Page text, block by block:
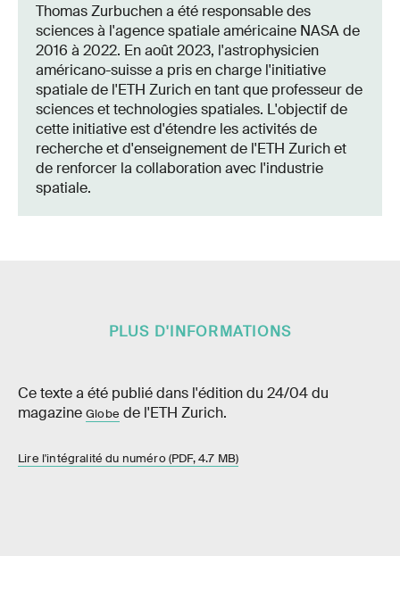
Thomas Zurbuchen a été responsable des
sciences à l'agence spatiale américaine NASA de
2016 à 2022. En août 2023, l'astrophysicien
américano-suisse a pris en charge l'initiative
spatiale de l'ETH Zurich en tant que professeur de
sciences et technologies spatiales. L'objectif de
cette initiative est d'étendre les activités de
recherche et d'enseignement de l'ETH Zurich et
de renforcer la collaboration avec l'industrie
spatiale.
PLUS D'INFORMATIONS
Ce texte a été publié dans l'édition du 24/04 du
magazine Globe de l'ETH Zurich.
Lire l'intégralité du numéro (PDF, 4.7 MB)